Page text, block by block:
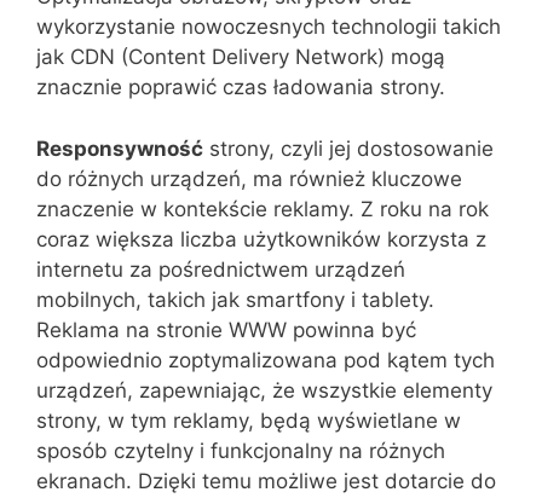
wykorzystanie nowoczesnych technologii takich
jak CDN (Content Delivery Network) mogą
znacznie poprawić czas ładowania strony.
Responsywność strony, czyli jej dostosowanie
do różnych urządzeń, ma również kluczowe
znaczenie w kontekście reklamy. Z roku na rok
coraz większa liczba użytkowników korzysta z
internetu za pośrednictwem urządzeń
mobilnych, takich jak smartfony i tablety.
Reklama na stronie WWW powinna być
odpowiednio zoptymalizowana pod kątem tych
urządzeń, zapewniając, że wszystkie elementy
strony, w tym reklamy, będą wyświetlane w
sposób czytelny i funkcjonalny na różnych
ekranach. Dzięki temu możliwe jest dotarcie do